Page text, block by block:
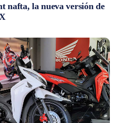
nafta, la nueva versión de